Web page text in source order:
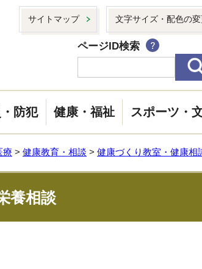
サイトマップ 文字サイズ・配色の変
ページID検索
防犯 健康・福祉 スポーツ・
療 > 健康教育・相談 > 健康づくり教室・健康相
養相談